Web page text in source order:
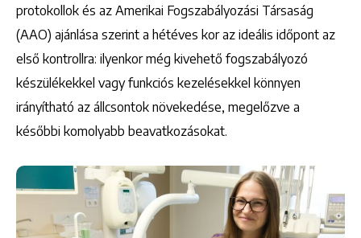
protokollok és az Amerikai Fogszabályozási Társaság
(AAO) ajánlása szerint a hétéves kor az ideális időpont az
első kontrollra: ilyenkor még kivehető fogszabályozó
készülékekkel vagy funkciós kezelésekkel könnyen
irányítható az állcsontok növekedése, megelőzve a
későbbi komolyabb beavatkozásokat.